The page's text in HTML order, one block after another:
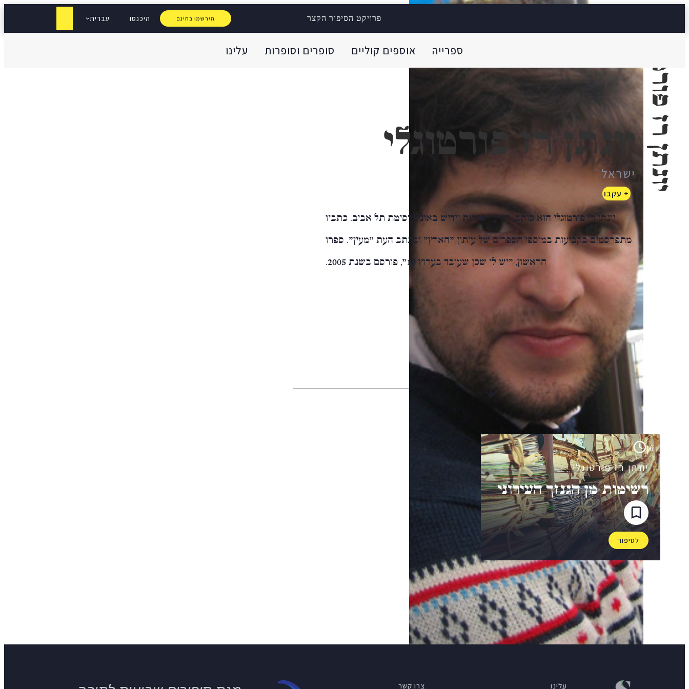
פרויקט הסיפור הקצר הירשמו בחינם היכנסו עברית
ספרייה אוספים קוליים סופרים וסופרות עלינו יונתן רז פורטוגלי יונתן רז פורטוגלי
ישראל
+ עקבו
יונתן רזפורטוגלי הוא כותב, וחוקר ספרות יידיש באוניברסיטת תל אביב. כתביו
מתפרסמים בקביעות במוספי הספרים של עיתון "הארץ" ובכתב העת "מעין". ספרו
הראשון, "יש לי שכן שעובד בערוץ 10", פורסם בשנת 2005.
סיפורים מבית-היוצר
16
יונתן רז פורטוגלי
רשימות מן הגנזך העירוני
לסיפור
עלינו צרו קשר